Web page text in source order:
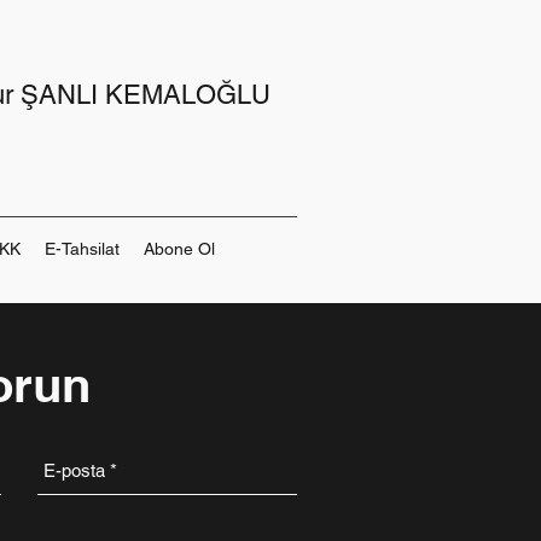
ŞANLI KEMALOĞLU
E-Tahsilat Abone Ol